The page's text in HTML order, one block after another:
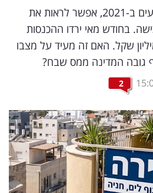
מאז העלאת המס למשקיעים ב-2021, אפשר לראות את
בחודש מאי ירדו ההכנסות
מקרקעין ב-200 מיליון שקל. האם זה מעיד על מצבו
גובה המדינה ממס שבח?
2